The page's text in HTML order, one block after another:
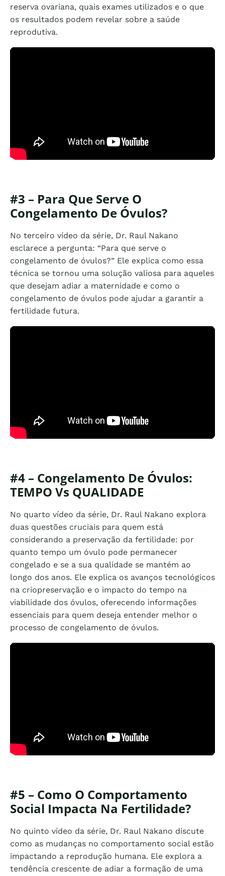
reserva ovariana, quais exames utilizados e o que
os resultados podem revelar sobre a saúde
reprodutiva.
#3 – Para Que Serve O
Congelamento De Óvulos?
No terceiro vídeo da série, Dr. Raul Nakano
esclarece a pergunta: “Para que serve o
congelamento de óvulos?” Ele explica como essa
técnica se tornou uma solução valiosa para aqueles
que desejam adiar a maternidade e como o
congelamento de óvulos pode ajudar a garantir a
fertilidade futura.
#4 – Congelamento De Óvulos:
TEMPO Vs QUALIDADE
No quarto vídeo da série, Dr. Raul Nakano explora
duas questões cruciais para quem está
considerando a preservação da fertilidade: por
quanto tempo um óvulo pode permanecer
congelado e se a sua qualidade se mantém ao
longo dos anos. Ele explica os avanços tecnológicos
na criopreservação e o impacto do tempo na
viabilidade dos óvulos, oferecendo informações
essenciais para quem deseja entender melhor o
processo de congelamento de óvulos.
#5 – Como O Comportamento
Social Impacta Na Fertilidade?
No quinto vídeo da série, Dr. Raul Nakano discute
como as mudanças no comportamento social estão
impactando a reprodução humana. Ele explora a
tendência crescente de adiar a formação de uma